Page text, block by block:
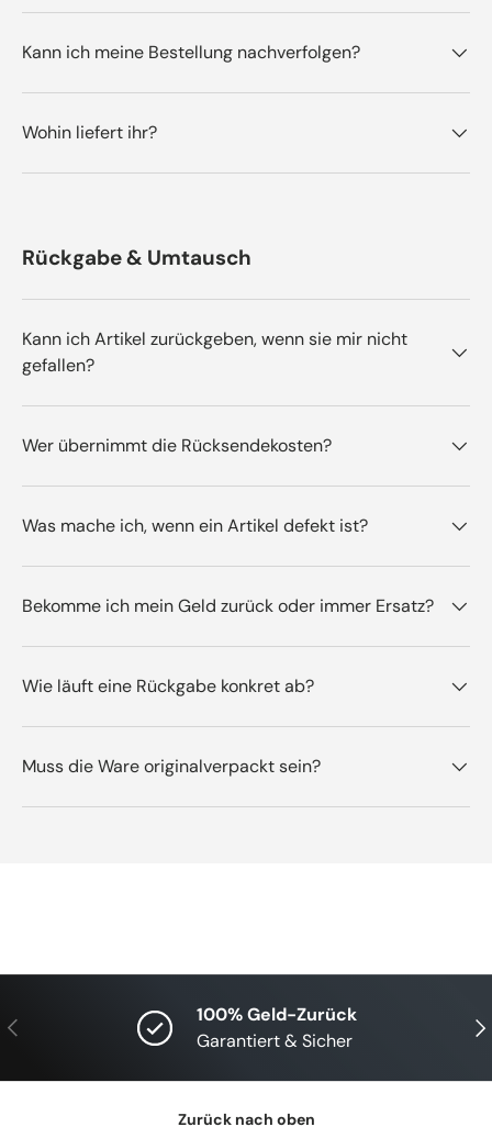
Kann ich meine Bestellung nachverfolgen?
Wohin liefert ihr?
Rückgabe & Umtausch
Kann ich Artikel zurückgeben, wenn sie mir nicht
gefallen?
Wer übernimmt die Rücksendekosten?
Was mache ich, wenn ein Artikel defekt ist?
Bekomme ich mein Geld zurück oder immer Ersatz?
Wie läuft eine Rückgabe konkret ab?
Muss die Ware originalverpackt sein?
Vorherige
100% Geld-Zurück
Garantiert & Sicher
Zurück nach oben